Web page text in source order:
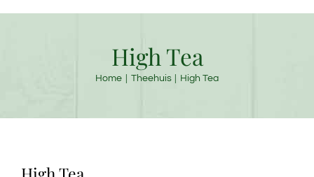
High Tea
Home Theehuis High Tea